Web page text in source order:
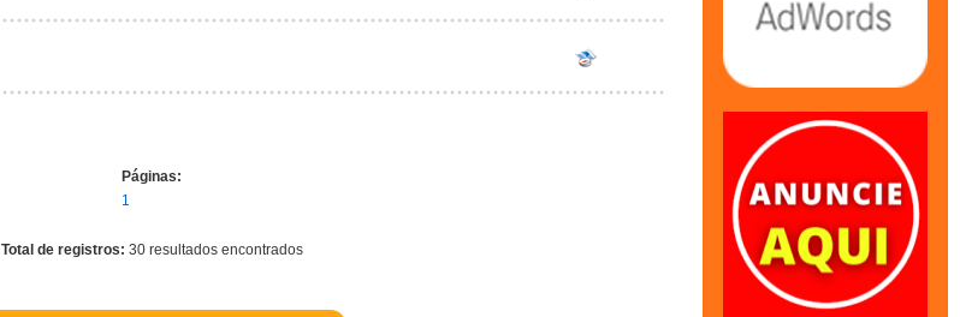
Páginas:
1
Total de registros: 30 resultados encontrados